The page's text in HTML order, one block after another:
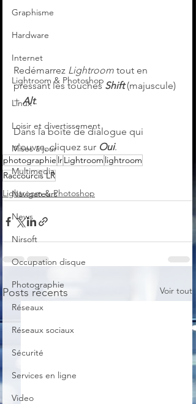
Graphisme
Hardware
Internet
Lightroom & Photoshop
Linux
Loisir et divertissement
Mises à jour
Multimedia
Navigateurs
News
Nirsoft
Occupation disque
Photographie
Réseaux
Réseaux sociaux
Sécurité
Services en ligne
Video
Redémarrez Lightroom tout en
pressant les touches Shift (majuscule)
+ Alt.
Dans la boîte de dialogue qui
s'ouvre, cliquez sur Oui.
photographie lrLightroom lightroom
Raccourcis LR
Lightroom & Photoshop
Posts récents Voir tout